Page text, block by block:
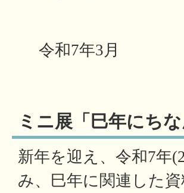
令和7年3月
ミニ展「巳年にちな
新年を迎え、令和7年
み、巳年に関連した